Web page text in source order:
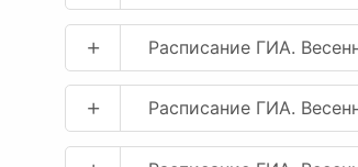
+ Расписание ГИА.
+ Расписание ГИА.